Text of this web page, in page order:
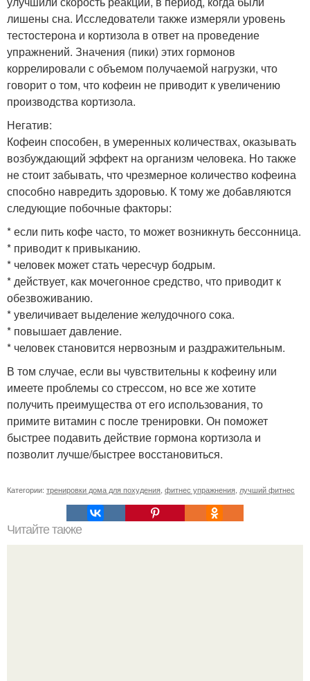
лишены сна. Исследователи также измеряли уровень
тестостерона и кортизола в ответ на проведение
упражнений. Значения (пики) этих гормонов
коррелировали с объемом получаемой нагрузки, что
говорит о том, что кофеин не приводит к увеличению
производства кортизола.
Негатив:
Кофеин способен, в умеренных количествах, оказывать
возбуждающий эффект на организм человека. Но также
не стоит забывать, что чрезмерное количество кофеина
способно навредить здоровью. К тому же добавляются
следующие побочные факторы:
* если пить кофе часто, то может возникнуть бессонница.
* приводит к привыканию.
* человек может стать чересчур бодрым.
* действует, как мочегонное средство, что приводит к
обезвоживанию.
* увеличивает выделение желудочного сока.
* повышает давление.
* человек становится нервозным и раздражительным.
В том случае, если вы чувствительны к кофеину или
имеете проблемы со стрессом, но все же хотите
получить преимущества от его использования, то
примите витамин с после тренировки. Он поможет
быстрее подавить действие гормона кортизола и
позволит лучше/быстрее восстановиться.
Категории: тренировки дома для похудения фитнес упражнения лучший фитнес
Читайте также